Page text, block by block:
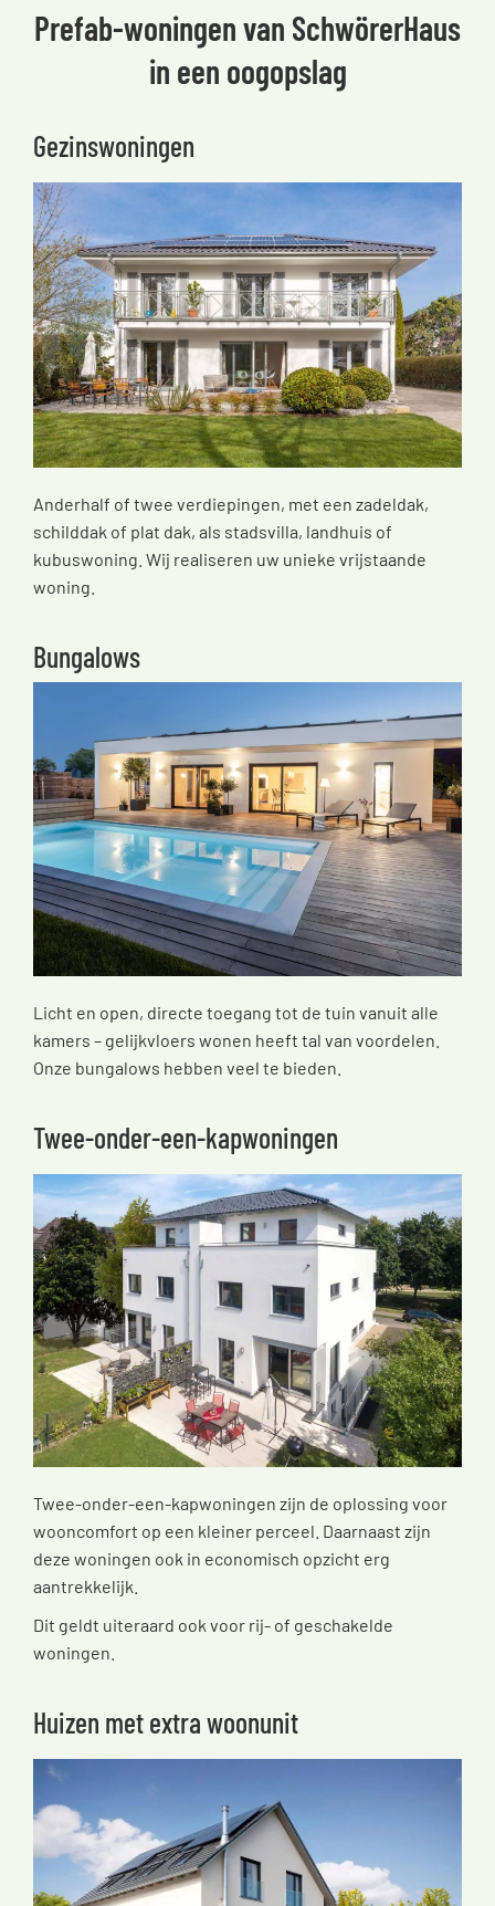
Prefab-woningen van SchwörerHaus
in een oogopslag
Gezinswoningen
Anderhalf of twee verdiepingen, met een zadeldak,
schilddak of plat dak, als stadsvilla, landhuis of
kubuswoning. Wij realiseren uw unieke vrijstaande
woning.
Bungalows
Licht en open, directe toegang tot de tuin vanuit alle
kamers – gelijkvloers wonen heeft tal van voordelen.
Onze bungalows hebben veel te bieden.
Twee-onder-een-kapwoningen
Twee-onder-een-kapwoningen zijn de oplossing voor
wooncomfort op een kleiner perceel. Daarnaast zijn
deze woningen ook in economisch opzicht erg
aantrekkelijk.
Dit geldt uiteraard ook voor rij- of geschakelde
woningen.
Huizen met extra woonunit